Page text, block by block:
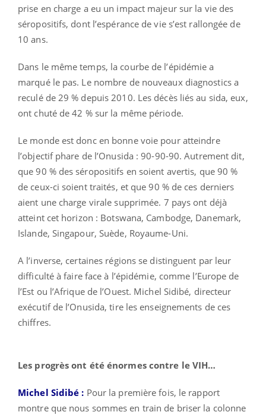
prise en charge a eu un impact majeur sur la vie des
séropositifs, dont l’espérance de vie s’est rallongée de
10 ans.
Dans le même temps, la courbe de l’épidémie a
marqué le pas. Le nombre de nouveaux diagnostics a
reculé de 29 % depuis 2010. Les décès liés au sida, eux,
ont chuté de 42 % sur la même période.
Le monde est donc en bonne voie pour atteindre
l’objectif phare de l’Onusida : 90-90-90. Autrement dit,
que 90 % des séropositifs en soient avertis, que 90 %
de ceux-ci soient traités, et que 90 % de ces derniers
aient une charge virale supprimée. 7 pays ont déjà
atteint cet horizon : Botswana, Cambodge, Danemark,
Islande, Singapour, Suède, Royaume-Uni.
A l’inverse, certaines régions se distinguent par leur
difficulté à faire face à l’épidémie, comme l’Europe de
l’Est ou l’Afrique de l’Ouest. Michel Sidibé, directeur
exécutif de l’Onusida, tire les enseignements de ces
chiffres.
Les progrès ont été énormes contre le VIH…
Michel Sidibé : Pour la première fois, le rapport
montre que nous sommes en train de briser la colonne